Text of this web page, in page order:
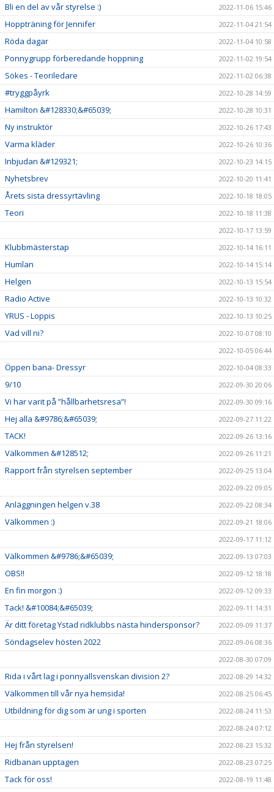
Bli en del av vår styrelse :) 2022-11-06 15:46
Hoppträning för Jennifer 2022-11-04 21:54
Röda dagar 2022-11-04 10:58
Ponnygrupp förberedande hoppning 2022-11-02 19:54
Sökes - Teoriledare 2022-11-02 06:38
#tryggpåyrk 2022-10-28 14:59
Hamilton &#128330;&#65039; 2022-10-28 10:31
Ny instruktör 2022-10-26 17:43
Varma kläder 2022-10-26 10:36
Inbjudan &#129321; 2022-10-23 14:15
Nyhetsbrev 2022-10-20 11:41
Årets sista dressyrtävling 2022-10-18 18:05
Teori
2022-10-18 11:38
2022-10-17 13:59
Klubbmästerstap 2022-10-14 16:11
Humlan 2022-10-14 15:14
Helgen 2022-10-13 15:54
Radio Active 2022-10-13 10:32
YRUS - Loppis 2022-10-13 10:25
Vad vill ni?
2022-10-07 08:10
2022-10-05 06:44
Öppen bana- Dressyr 2022-10-04 08:33
9/10 2022-09-30 20:06
Vi har varit på ”hållbarhetsresa”! 2022-09-30 09:16
Hej alla &#9786;&#65039; 2022-09-27 11:22
TACK! 2022-09-26 13:16
Välkommen &#128512; 2022-09-26 11:21
Rapport från styrelsen september
2022-09-25 13:04
2022-09-22 09:05
Anläggningen helgen v.38 2022-09-22 08:34
Välkommen :)
2022-09-21 18:06
2022-09-17 11:12
Välkommen &#9786;&#65039; 2022-09-13 07:03
OBS!! 2022-09-12 18:18
En fin morgon :) 2022-09-12 09:33
Tack! &#10084;&#65039; 2022-09-11 14:31
Är ditt företag Ystad ridklubbs nästa hindersponsor? 2022-09-09 11:37
Söndagselev hösten 2022
2022-09-06 08:36
2022-08-30 07:09
Rida i vårt lag i ponnyallsvenskan division 2? 2022-08-29 14:32
Välkommen till vår nya hemsida! 2022-08-25 06:45
Utbildning för dig som är ung i sporten
2022-08-24 11:53
2022-08-24 07:12
Hej från styrelsen! 2022-08-23 15:32
Ridbanan upptagen 2022-08-23 07:25
Tack för oss! 2022-08-19 11:48